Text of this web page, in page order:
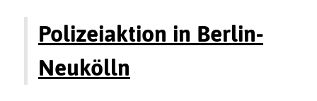
Polizeiaktion in Berlin-
Neukölln